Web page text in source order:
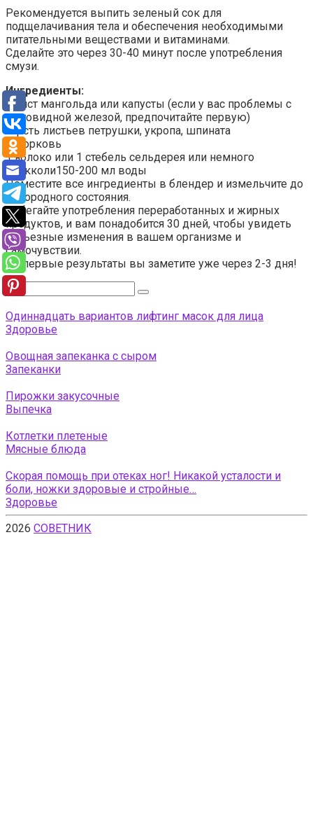
Рекомендуется выпить зеленый сок для
подщелачивания тела и обеспечения необходимыми
питательными веществами и витаминами.
Сделайте это через 30-40 минут после употребления
смузи.
Ингредиенты:
1 лист мангольда или капусты (если у вас проблемы с
щитовидной железой, предпочитайте первую)
горсть листьев петрушки, укропа, шпината
1 морковь
1 яблоко или 1 стебель сельдерея или немного
брокколи150-200 мл воды
Поместите все ингредиенты в блендер и измельчите до
однородного состояния.
Избегайте употребления переработанных и жирных
продуктов, и вам понадобится 30 дней, чтобы увидеть
серьезные изменения в вашем организме и
самочувствии.
Но первые результаты вы заметите уже через 2-3 дня!
Поиск:
Одиннадцать вариантов лифтинг масок для лица
Здоровье
Овощная запеканка с сыром
Запеканки
Пирожки закусочные
Выпечка
Котлетки плетеные
Мясные блюда
Скорая помощь при отеках ног! Никакой усталости и
боли, ножки здоровые и стройные…
Здоровье
2026 СОВЕТНИК